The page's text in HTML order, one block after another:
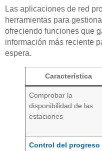
Las aplicaciones de red
herramientas para
ofreciendo funciones que
información más reciente
espera.
Característica
Comprobar la
disponibilidad de las
estaciones
Control del progreso